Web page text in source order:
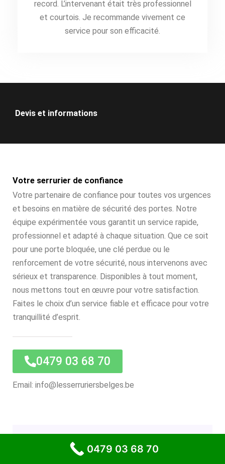
record. L’intervenant était très professionnel
et courtois. Je recommande vivement ce
service pour son efficacité.
Devis et informations
Votre serrurier de confiance
Votre partenaire de confiance pour toutes vos urgences
et besoins en matière de sécurité des portes. Notre
équipe expérimentée vous garantit un service rapide,
professionnel et adapté à chaque situation. Que ce soit
pour une porte bloquée, une clé perdue ou le
renforcement de votre sécurité, nous intervenons avec
sérieux et transparence. Disponibles à tout moment,
nous mettons tout en œuvre pour votre satisfaction.
Faites le choix d’un service fiable et efficace pour votre
tranquillité d’esprit.
0479 03 68 70
Email: info@lesserruriersbelges.be
Devis rapide et gratuit0479 03 68 70